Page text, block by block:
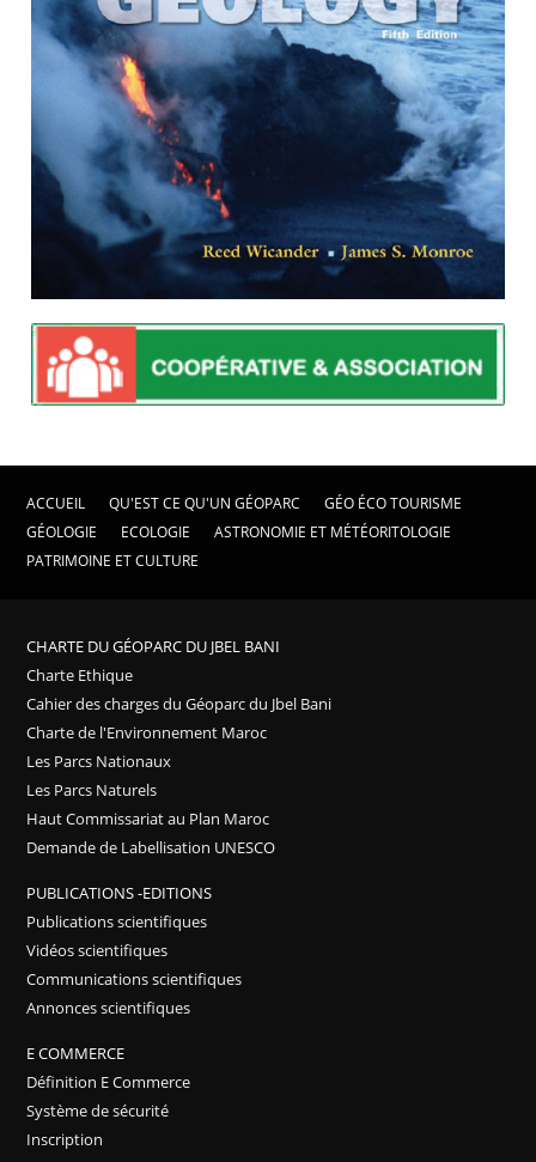
ACCUEIL QU'EST CE QU'UN GÉOPARC
GÉO ÉCO TOURISME
GÉOLOGIE
ECOLOGIE
ASTRONOMIE ET MÉTÉORITOLOGIE
PATRIMOINE ET CULTURE
CHARTE DU GÉOPARC DU JBEL BANI
Charte Ethique
Cahier des charges du Géoparc du Jbel Bani
Charte de l'Environnement Maroc
Les Parcs Nationaux
Les Parcs Naturels
Haut Commissariat au Plan Maroc
Demande de Labellisation UNESCO
PUBLICATIONS -EDITIONS
Publications scientifiques
Vidéos scientifiques
Communications scientifiques
Annonces scientifiques
E COMMERCE
Définition E Commerce
Système de sécurité
Inscription